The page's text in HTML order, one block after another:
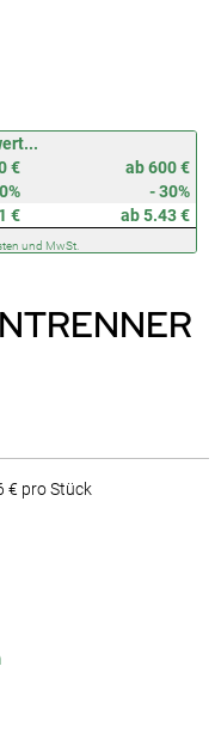
€
ab 600 €
- 30%
€ ab 5.43 €
und MwSt.
€ pro Stück